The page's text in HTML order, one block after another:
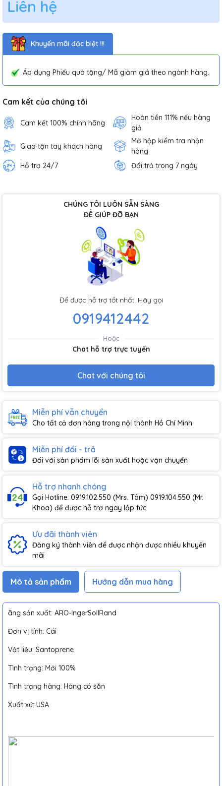
Liên hệ
Khuyến mãi đặc biệt !!!
Áp dụng Phiếu quà tặng/ Mã giảm giá theo ngành hàng.
Cam kết của chúng tôi
Cam kết 100% chính hãng
Hoàn tiền 111% nếu hàng
giả
Giao tận tay khách hàng
Mở hộp kiểm tra nhận
hàng
Hỗ trợ 24/7
Đổi trả trong 7 ngày
CHÚNG TÔI LUÔN SẴN SÀNG
ĐỂ GIÚP ĐỠ BẠN
Để được hỗ trợ tốt nhất. Hãy gọi
0919412442
Hoặc
Chat hỗ trợ trực tuyến
Chat với chúng tôi
Miễn phí vẫn chuyển
Cho tất cả đơn hàng trong nội thành Hồ Chí Minh
Miễn phí đổi - trả
Đối với sản phẩm lỗi sản xuất hoặc vận chuyển
Hỗ trợ nhanh chóng
Gọi Hotline: 0919.102.550 (Mrs. Tâm) 0919.104.550 (Mr.
Khoa) để được hỗ trợ ngay lập tức
Ưu đãi thành viên
Đăng ký thành viên để được nhận được nhiều khuyến
mãi
Mô tả sản phẩm Hướng dẫn mua hàng
ãng sản xuất: ARO-IngerSollRand
Đơn vị tính: Cái
Vật liệu: Santoprene
Tình trạng: Mới 100%
Tình trạng hàng: Hàng có sẵn
Xuất xứ: USA